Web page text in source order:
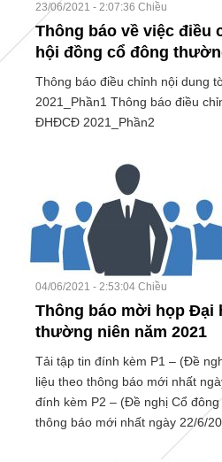
23/06/2021 - 2:07:36 Chiều
Thông báo về việc điều
hội đồng cổ đông
Thông báo điều chỉnh nội dung
2021_Phần1 Thông báo điều
ĐHĐCĐ 2021_Phần2
04/06/2021 - 2:53:04 Chiều
Thông báo mời họp Đại
thường niên năm 2021
Tải tập tin đính kèm P1 – (Đề
liệu theo thông báo mới nhất
đính kèm P2 – (Đề nghị Cổ
thông báo mới nhất ngày 22/6/